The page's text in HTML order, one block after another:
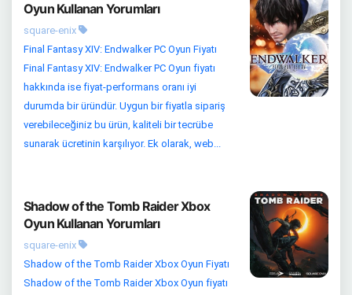
Oyun Kullanan Yorumları
square-enix
Final Fantasy XIV: Endwalker PC Oyun Fiyatı
Final Fantasy XIV: Endwalker PC Oyun fiyatı
hakkında ise fiyat-performans oranı iyi
durumda bir üründür. Uygun bir fiyatla sipariş
verebileceğiniz bu ürün, kaliteli bir tecrübe
sunarak ücretinin karşılıyor. Ek olarak, web...
Shadow of the Tomb Raider Xbox
Oyun Kullanan Yorumları
square-enix
Shadow of the Tomb Raider Xbox Oyun Fiyatı
Shadow of the Tomb Raider Xbox Oyun fiyatı